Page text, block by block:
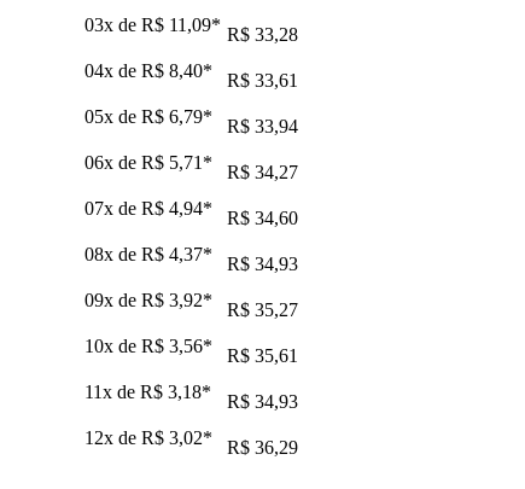
03x de R$ 11,09* R$ 33,28
04x de R$ 8,40*
R$ 33,61
05x de R$ 6,79*
R$ 33,94
06x de R$ 5,71 *
R$ 34,27
07x de R$ 4,94*
R$ 34,60
08x de R$ 4,37*
R$ 34,93
09x de R$ 3,92*
R$ 35,27
10x de R$ 3,56*
R$ 35,61
11x de R$ 3,18*
R$ 34,93
12x de R$ 3,02* R$ 36,29